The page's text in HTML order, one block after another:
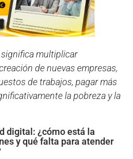
significa multiplicar
de nuevas empresas,
de trabajos, pagar más
la pobreza y la
digital: ¿cómo está la
y qué falta para atender